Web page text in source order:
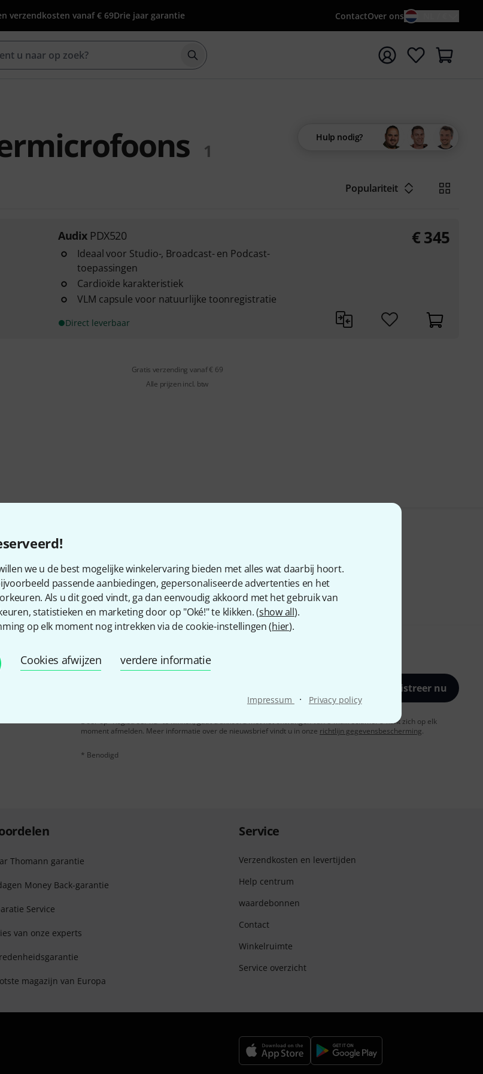
we u de best mogelijke winkelervaring bieden met alles wat daarbij hoort.
passende aanbiedingen, gepersonaliseerde advertenties en het
Als u dit goed vindt, ga dan eenvoudig akkoord met het gebruik van
statistieken en marketing door op "Oké!" te klikken. (show all).
op elk moment nog intrekken via de cookie-instellingen (hier).
Cookies afwijzen verdere informatie
Impressum · Privacy policy
verzendkosten vanaf € 69Drie jaar garantie ContactOver ons
Zoek met zoekterm {searchTerm}
1
Hulp nodig?
Populariteit
Audix PDX520
Ideaal voor Studio-, Broadcast- en Podcast-
toepassingen
Cardioïde karakteristiek
VLM capsule voor natuurlijke toonregistratie
Direct leverbaar
€345
Gratis verzending vanaf € 69
Alle prijzen incl. btw
Bevalt het wat u ziet?
Delen Hulp & Feedback
met een
Registreer nu
Door op "Registreer nu" te klikken, gaat u akkoord met het ontvangen van e-mailreclame. U kunt zich op elk
moment afmelden. Meer informatie over de nieuwsbrief vindt u in onze richtlijn gegevensbescherming.
* Benodigd
Thomann garantie
Money Back-garantie
Service
van onze experts
magazijn van Europa
Service
Verzendkosten en levertijden
Help centrum
waardebonnen
Contact
Winkelruimte
Service overzicht